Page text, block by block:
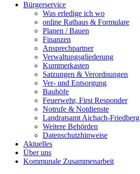
Bürgerservice
Was erledige ich wo
online Rathaus & Formulare
Planen / Bauen
Finanzen
Ansprechpartner
Verwaltungsgliederung
Kummerkasten
Satzungen & Verordnungen
Ver- und Entsorgung
Bauhöfe
Feuerwehr, First Responder
Notrufe & Notdienste
Landratsamt Aichach-Friedberg
Weitere Behörden
Datenschutzhinweise
Aktuelles
Über uns
Kommunale Zusammenarbeit